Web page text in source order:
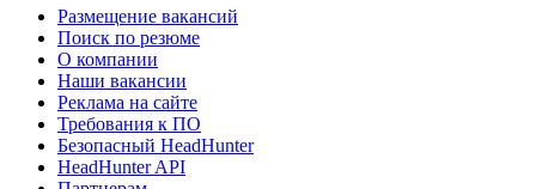
Размещение вакансий
Поиск по резюме
О компании
Наши вакансии
Реклама на сайте
Требования к ПО
Безопасный HeadHunter
HeadHunter API